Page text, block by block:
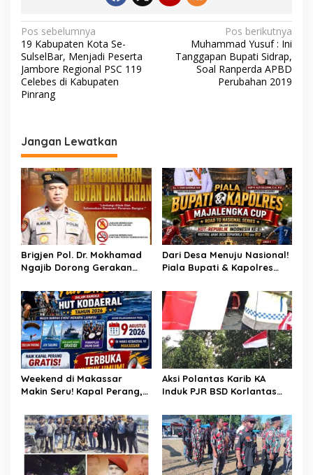
N
a
v
i
a
s
i
p
o
s
Pos sebelumnya
19 Kabupaten Kota Se-
SulselBar, Menjadi Peserta
Jambore Regional PSC 119
Celebes di Kabupaten
Pinrang
Pos berikutnya
Muhammad Yusuf : Ini
Tanggapan Bupati Sidrap,
Soal Ranperda APBD
Perubahan 2019
Jangan Lewatkan
Brigjen Pol. Dr. Mokhamad
Ngajib Dorong Gerakan
Hutan, Jaga Kehidupan
Dari Desa Menuju Nasional!
Piala Bupati & Kapolres
Bibit-Bibit Juara
Weekend di Makassar
Makin Seru! Kapal Perang,
Menanti di Kodaeral VI
Aksi Polantas Karib KA
Induk PJR BSD Korlantas
Darmawati.SE.MM.MH
bersama Personilnya
Membagikan Bendera
Merah Putih Berserta
Tiangnya